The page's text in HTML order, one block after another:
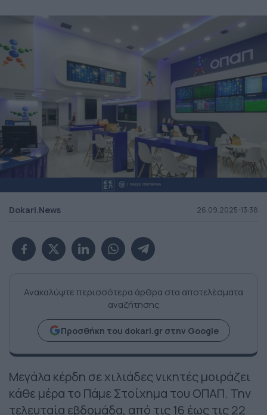
Dokari.News 26.09.2025-13:38
Ανακαλύψτε περισσότερα άρθρα στα αποτελέσματα
αναζήτησης
Προσθήκη του dokari.gr στην Google
Μεγάλα κέρδη σε χιλιάδες νικητές μοιράζει
κάθε μέρα το Πάμε Στοίχημα του ΟΠΑΠ. Την
τελευταία εβδομάδα, από τις 16 έως τις 22